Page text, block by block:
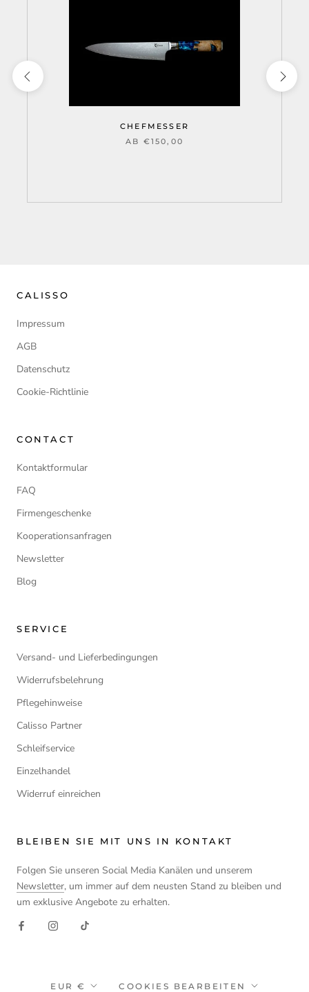
CHEFMESSER
AB €150,00
CALISSO
Impressum
AGB
Datenschutz
Cookie-Richtlinie
CONTACT
Kontaktformular
FAQ
Firmengeschenke
Kooperationsanfragen
Newsletter
Blog
SERVICE
Versand- und Lieferbedingungen
Widerrufsbelehrung
Pflegehinweise
Calisso Partner
Schleifservice
Einzelhandel
Widerruf einreichen
BLEIBEN SIE MIT UNS IN KONTAKT
Folgen Sie unseren Social Media Kanälen und unserem
Newsletter, um immer auf dem neusten Stand zu bleiben und
um exklusive Angebote zu erhalten.
Währung
EUR € COOKIES BEARBEITEN